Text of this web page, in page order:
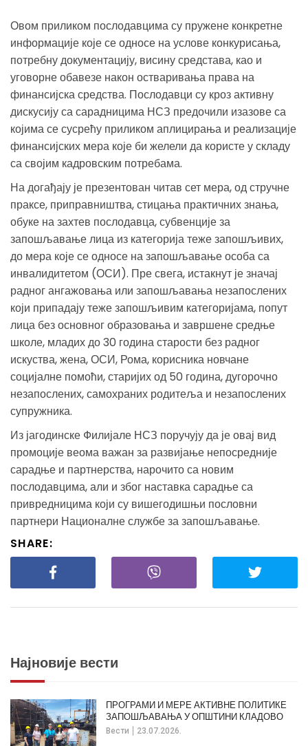
Овом приликом послодавцима су пружене конкретне
информације које се односе на услове конкурисања,
потребну документацију, висину средстава, као и
уговорне обавезе након остваривања права на
финансијска средства. Послодавци су кроз активну
дискусију са сарадницима НСЗ предочили изазове са
којима се сусрећу приликом аплицирања и реализације
финансијских мера које би желели да користе у складу
са својим кадровским потребама.
На догађају је презентован читав сет мера, од стручне
праксе, приправништва, стицања практичних знања,
обуке на захтев послодавца, субвенције за
запошљавање лица из категорија теже запошљивих,
до мера које се односе на запошљавање особа са
инвалидитетом (ОСИ). Пре свега, истакнут је значај
радног ангажовања или запошљавања незапослених
који припадају теже запошљивим категоријама, попут
лица без основног образовања и завршене средње
школе, младих до 30 година старости без радног
искуства, жена, ОСИ, Рома, корисника новчане
социјалне помоћи, старијих од 50 година, дугорочно
незапослених, самохраних родитеља и незапослених
супружника.
Из јагодинске Филијале НСЗ поручују да је овај вид
промоције веома важан за развијање непосредније
сарадње и партнерства, нарочито са новим
послодавцима, али и због наставка сарадње са
привредницима који су вишегодишњи пословни
партнери Националне службе за запошљавање.
SHARE:
Најновије вести
Вести 23.07.2026.
ПРОГРАМИ И МЕРЕ АКТИВНЕ ПОЛИТИКЕ
ЗАПОШЉАВАЊА У ОПШТИНИ КЛАДОВО